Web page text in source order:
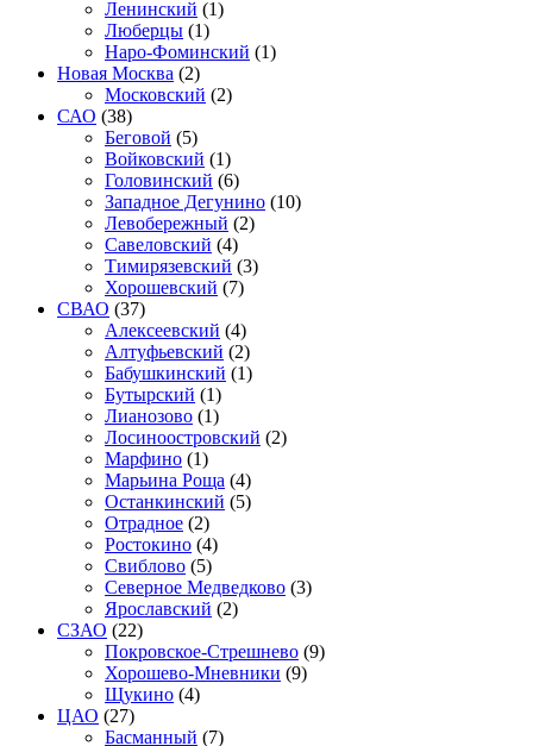
Ленинский (1)
Люберцы (1)
Наро-Фоминский (1)
Новая Москва (2)
Московский (2)
САО (38)
Беговой (5)
Войковский (1)
Головинский (6)
Западное Дегунино (10)
Левобережный (2)
Савеловский (4)
Тимирязевский (3)
Хорошевский (7)
СВАО (37)
Алексеевский (4)
Алтуфьевский (2)
Бабушкинский (1)
Бутырский (1)
Лианозово (1)
Лосиноостровский (2)
Марфино (1)
Марьина Роща (4)
Останкинский (5)
Отрадное (2)
Ростокино (4)
Свиблово (5)
Северное Медведково (3)
Ярославский (2)
СЗАО (22)
Покровское-Стрешнево (9)
Хорошево-Мневники (9)
Щукино (4)
ЦАО (27)
Басманный (7)